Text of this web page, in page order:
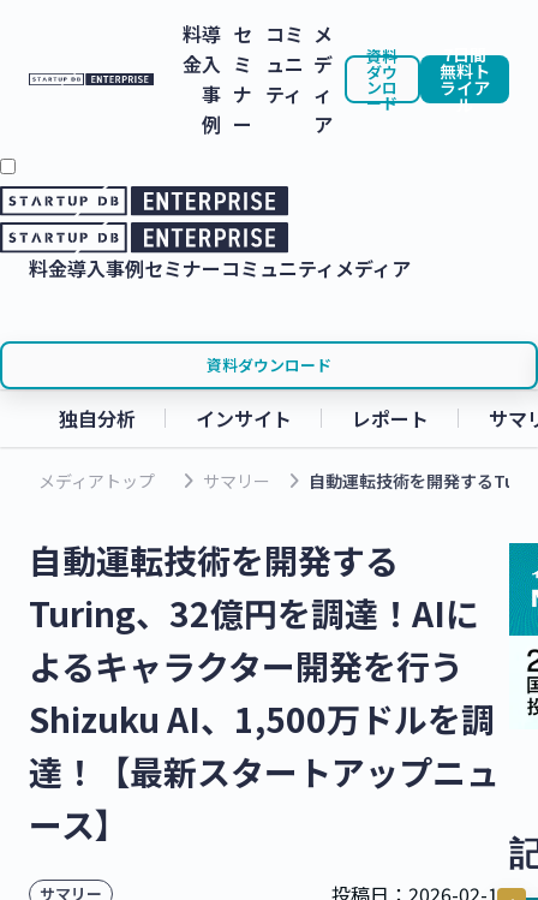
料
金
導
入
事
例
セ
ミ
ナ
ー
コミ
ュニ
ティ
メ
デ
ィ
ア
資料
ダウ
ンロ
ード
7日間
無料ト
ライア
ル
料金導入事例セミナーコミュニティ メディア
資料ダウンロード
独自分析 インサイト レポート サマ
メディアトップ keyboard_arrow_right サマリー keyboard_arrow_right 自動運転技術を開発する
自動運転技術を開発する
Turing、32億円を調達！AIに
よるキャラクター開発を行う
Shizuku AI、1,500万ドルを調
達！【最新スタートアップニュ
ース】
サマリー 投稿日： 2026-02-13